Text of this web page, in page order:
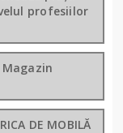
profesiilor
DE MOBILĂ